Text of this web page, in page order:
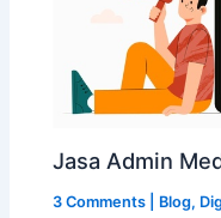
Jasa Admin
3 Comments Blog,